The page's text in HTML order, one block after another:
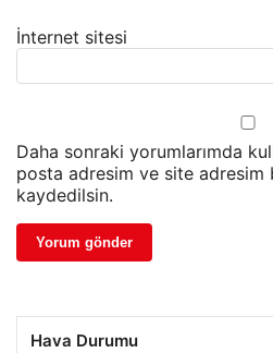
İnternet sitesi
Daha sonraki yorumlarımda
posta adresim ve site adresim
kaydedilsin.
Hava Durumu